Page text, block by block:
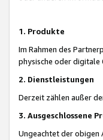
1. Produkte
Im Rahmen des
physische oder
2. Dienstleistungen
Derzeit zählen außer
3. Ausgeschlossene
Ungeachtet der obigen